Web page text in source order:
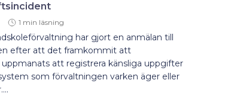
1 min läsning
har gjort en anmälan till
efter att det framkommit att
uppmanats att registrera känsliga uppgifter
som förvaltningen varken äger eller